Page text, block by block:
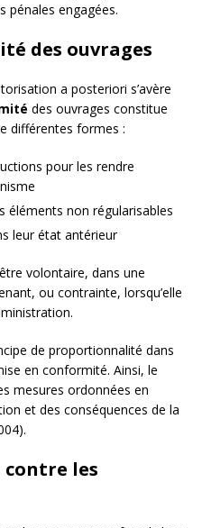
pénales engagées.
des ouvrages
a posteriori s’avère
des ouvrages constitue
différentes formes :
pour les rendre
éléments non régularisables
leur état antérieur
volontaire, dans une
ou contrainte, lorsqu’elle
de proportionnalité dans
en conformité. Ainsi, le
mesures ordonnées en
et des conséquences de la
contre les